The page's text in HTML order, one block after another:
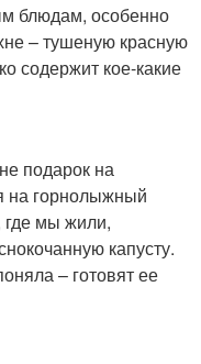
блюдам, особенно
– тушеную красную
содержит кое-какие
подарок на
на горнолыжный
где мы жили,
капусту.
– готовят ее